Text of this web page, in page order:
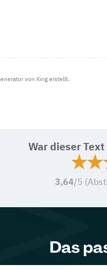
von Xing erstellt.
War dieser
3,64/5
Das